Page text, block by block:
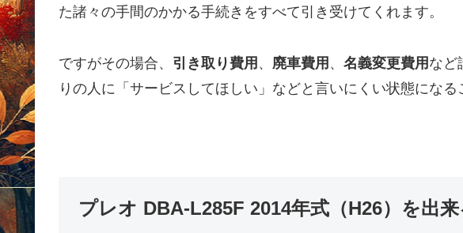
た諸々の手間のかかる手続きをすべて引き受けてくれます。
ですがその場合、 引き取り費用 、 廃車費用 、 名義変更費用 など
りの人に「サービスしてほしい」などと言いにくい状態になる
プレオ DBA-L285F 2014年式（H26）を出